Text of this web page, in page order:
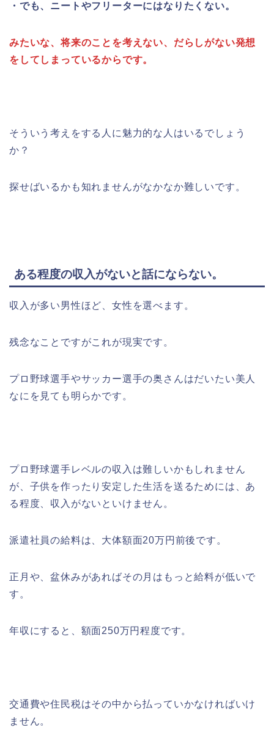
・でも、ニートやフリーターにはなりたくない。
みたいな、将来のことを考えない、だらしがない発想
をしてしまっているからです。
そういう考えをする人に魅力的な人はいるでしょう
か？
探せばいるかも知れませんがなかなか難しいです。
ある程度の収入がないと話にならない。
収入が多い男性ほど、女性を選べます。
残念なことですがこれが現実です。
プロ野球選手やサッカー選手の奥さんはだいたい美人
なにを見ても明らかです。
プロ野球選手レベルの収入は難しいかもしれません
が、子供を作ったり安定した生活を送るためには、あ
る程度、収入がないといけません。
派遣社員の給料は、大体額面20万円前後です。
正月や、盆休みがあればその月はもっと給料が低いで
す。
年収にすると、額面250万円程度です。
交通費や住民税はその中から払っていかなければいけ
ません。